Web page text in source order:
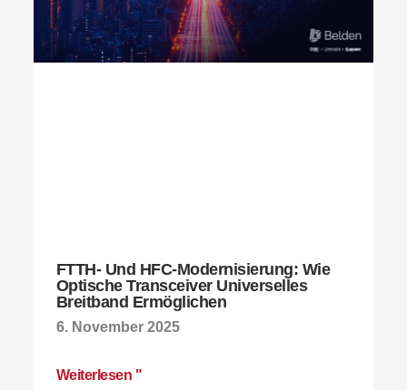
FTTH- Und HFC-Modernisierung: Wie
Optische Transceiver Universelles
Breitband Ermöglichen
6. November 2025
Weiterlesen "